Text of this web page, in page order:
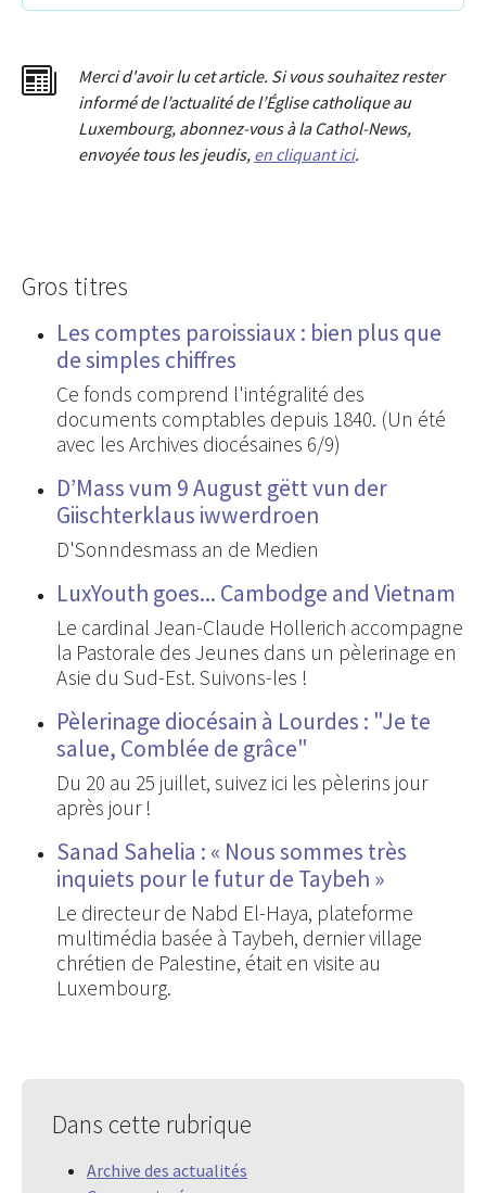
Merci d'avoir lu cet article. Si vous souhaitez rester
informé de l’actualité de l’Église catholique au
Luxembourg, abonnez-vous à la Cathol-News,
envoyée tous les jeudis, en cliquant ici.
Gros titres
Les comptes paroissiaux : bien plus que
de simples chiffres
Ce fonds comprend l'intégralité des
documents comptables depuis 1840. (Un été
avec les Archives diocésaines 6/9)
D’Mass vum 9 August gëtt vun der
Giischterklaus iwwerdroen
D'Sonndesmass an de Medien
LuxYouth goes... Cambodge and Vietnam
Le cardinal Jean-Claude Hollerich accompagne
la Pastorale des Jeunes dans un pèlerinage en
Asie du Sud-Est. Suivons-les !
Pèlerinage diocésain à Lourdes : "Je te
salue, Comblée de grâce"
Du 20 au 25 juillet, suivez ici les pèlerins jour
après jour !
Sanad Sahelia : « Nous sommes très
inquiets pour le futur de Taybeh »
Le directeur de Nabd El-Haya, plateforme
multimédia basée à Taybeh, dernier village
chrétien de Palestine, était en visite au
Luxembourg.
Dans cette rubrique
Archive des actualités